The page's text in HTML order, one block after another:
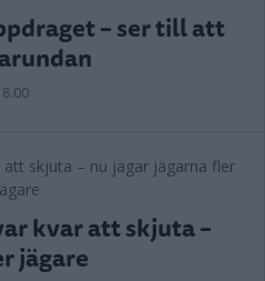
– ser till att
kvar att skjuta –
jägare